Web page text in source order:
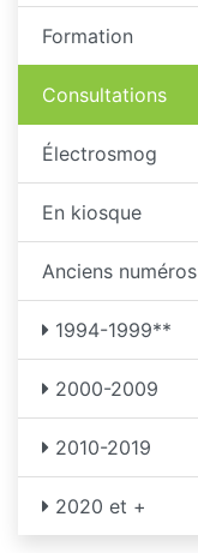
Formation
Consultations
Électrosmog
En kiosque
Anciens numéros
1994-1999**
2000-2009
2010-2019
2020 et +